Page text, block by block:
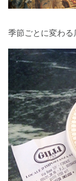
季節ごとに変わる